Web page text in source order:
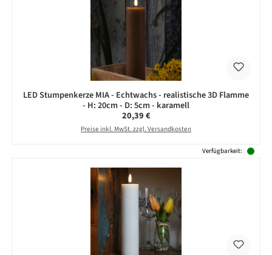
LED Stumpenkerze MIA - Echtwachs - realistische 3D Flamme
- H: 20cm - D: 5cm - karamell
Regulärer Preis:
20,39 €
Preise inkl. MwSt. zzgl. Versandkosten
Verfügbarkeit: